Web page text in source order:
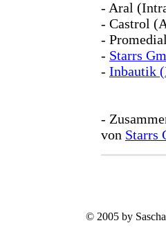
- Aral
- Castrol
-
- Starrs
- Inbautik
-
von Starrs
© 2005 by